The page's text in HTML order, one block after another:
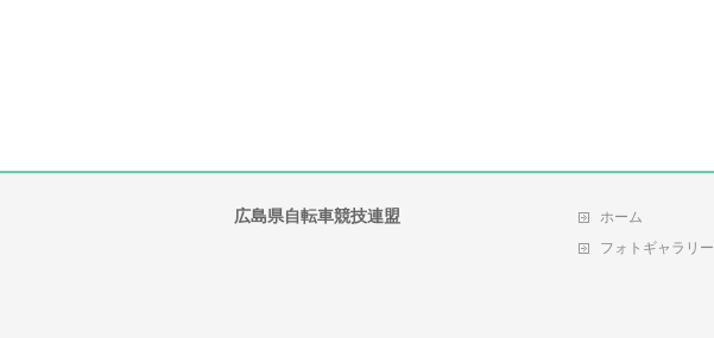
広島県自転車競技連盟 ホーム
フォトギャラリー